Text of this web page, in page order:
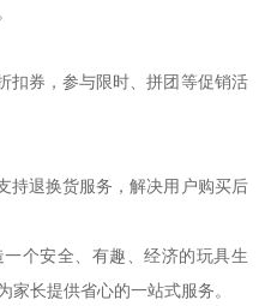
扣券，参与限时、拼团等促销活
持退换货服务，解决用户购买后
个安全、有趣、经济的玩具生
家长提供省心的一站式服务。